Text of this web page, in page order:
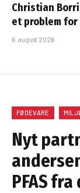
Christian
et problem
6. august 2026
FØDEVARE
Nyt
PFAS